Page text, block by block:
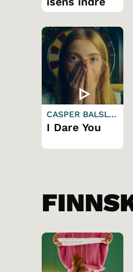
CASPER BALSLE
VI Dare You